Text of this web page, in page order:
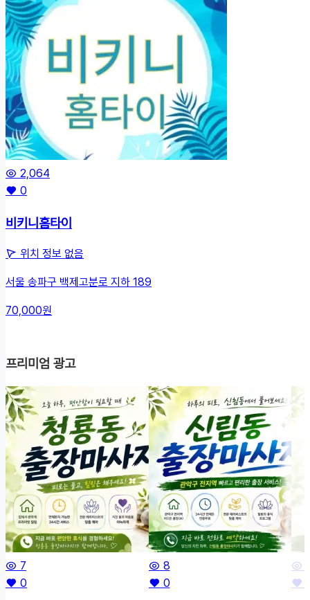
2,064
0
비키니홈타이
위치 정보 없음
서울 송파구 백제고분로 지하 189
70,000원
프리미엄 광고
7
0
8
0